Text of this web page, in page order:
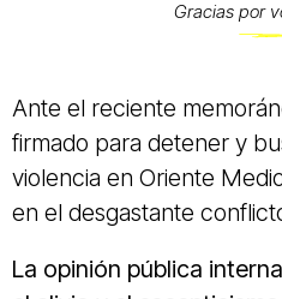
Gracias por
Ante el reciente
firmado para detener y
violencia en Oriente
en el desgastante
La opinión pública